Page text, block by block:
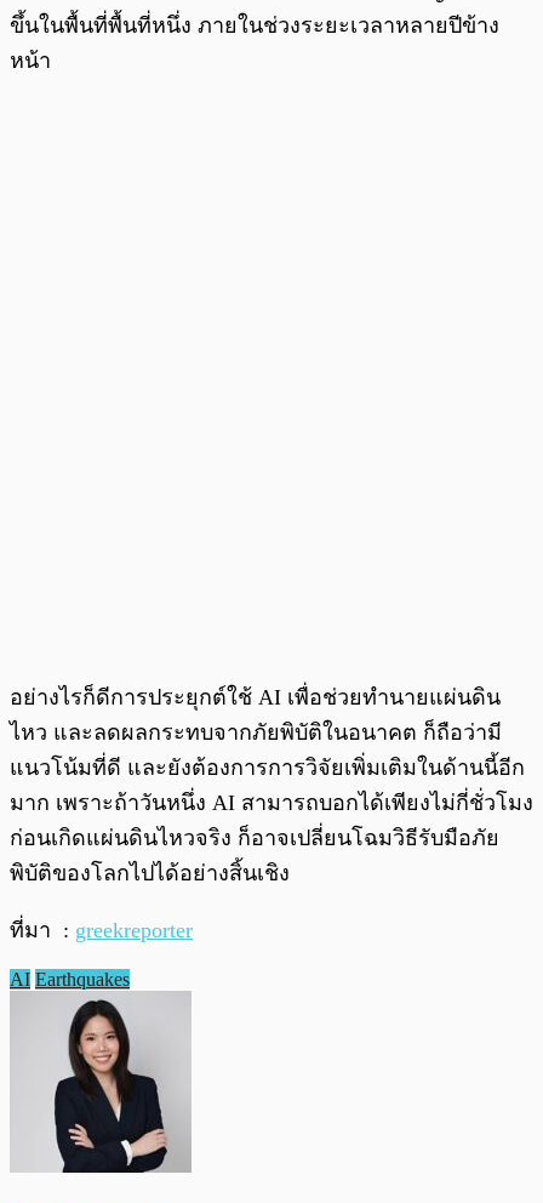
ขึ้นในพื้นที่พื้นที่หนึ่ง ภายในช่วงระยะเวลาหลายปีข้าง
หน้า
อย่างไรก็ดีการประยุกต์ใช้ AI เพื่อช่วยทำนายแผ่นดิน
ไหว และลดผลกระทบจากภัยพิบัติในอนาคต ก็ถือว่ามี
แนวโน้มที่ดี และยังต้องการการวิจัยเพิ่มเติมในด้านนี้อีก
มาก เพราะถ้าวันหนึ่ง AI สามารถบอกได้เพียงไม่กี่ชั่วโมง
ก่อนเกิดแผ่นดินไหวจริง ก็อาจเปลี่ยนโฉมวิธีรับมือภัย
พิบัติของโลกไปได้อย่างสิ้นเชิง
ที่มา : greekreporter
AI Earthquakes